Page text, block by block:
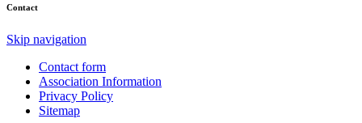
Contact
Skip navigation
Contact form
Association Information
Privacy Policy
Sitemap